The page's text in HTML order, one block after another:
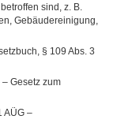
sind, z. B.
Gebäudereinigung,
§ 109 Abs. 3
Gesetz zum
AÜG –